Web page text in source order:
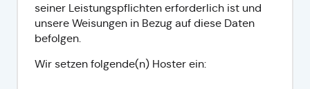
seiner Leistungspflichten erforderlich ist und
unsere Weisungen in Bezug auf diese Daten
befolgen.
Wir setzen folgende(n) Hoster ein: